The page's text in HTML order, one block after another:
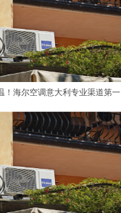
！海尔空调意大利专业渠道第一